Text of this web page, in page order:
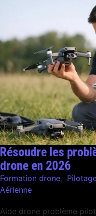
Résoudre les
drone en 2026
Formation drone,
Aérienne
Aide drone problème